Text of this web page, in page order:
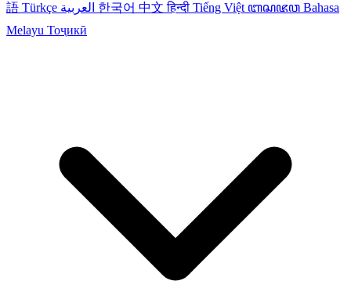
語 Türkçe 한국어 中文हिन्दी Tiếng Việt ꦧꦱꦗꦮ Bahasa
Melayu Тоҷикӣ